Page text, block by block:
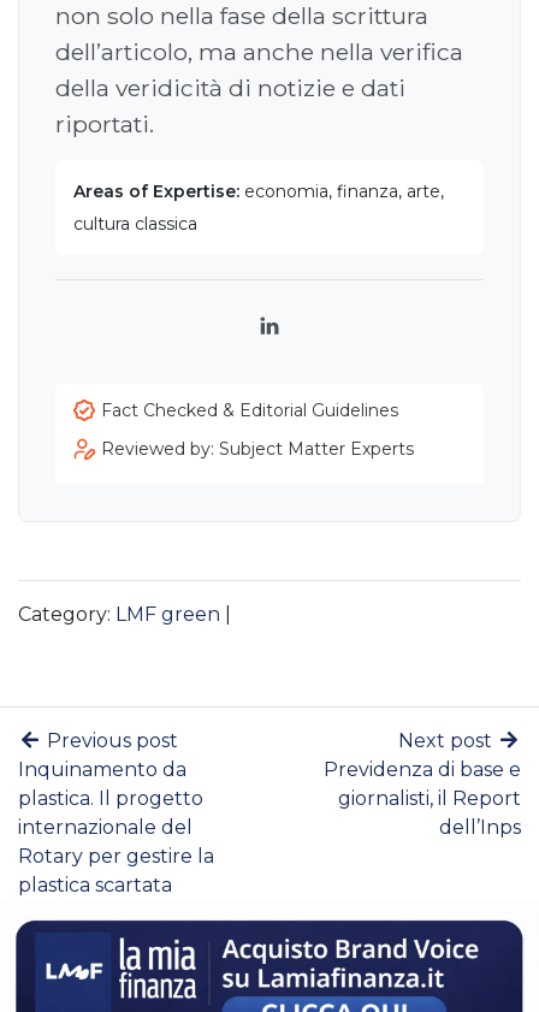
non solo nella fase della scrittura
dell’articolo, ma anche nella verifica
della veridicità di notizie e dati
riportati.
Areas of Expertise: economia, finanza, arte,
cultura classica
LinkedIn
Fact Checked & Editorial Guidelines
Reviewed by: Subject Matter Experts
Category: LMF green
Previous post
Inquinamento da
plastica. Il progetto
internazionale del
Rotary per gestire la
plastica scartata
Next post
Previdenza di base e
giornalisti, il Report
dell’Inps